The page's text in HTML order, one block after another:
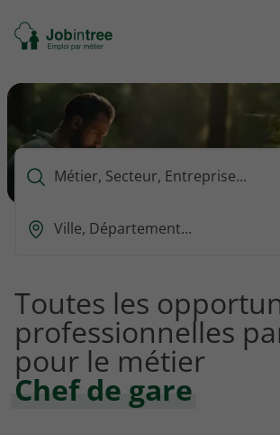
Se
rendre
l'accueil
Que
vous
rechercher
Ou
vous
voulez
rechercher
?
Toutes les
professionnelles
pour le métier
Chef de gare